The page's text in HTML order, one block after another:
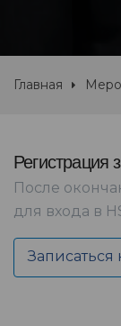
Главная
Регистрация
После
для входа в